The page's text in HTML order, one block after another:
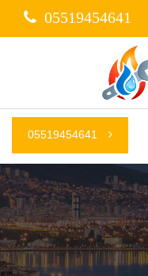
05519454641
05519454641